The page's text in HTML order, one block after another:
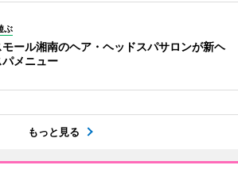
ぶ
モール湘南のヘア・ヘッドスパサロンが新ヘ
パメニュー
もっと見る